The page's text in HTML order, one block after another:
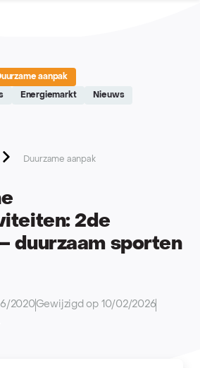
aanpak
Energiemarkt Nieuws
Duurzame aanpak
2de
duurzaam sporten
2020Gewijzigd op 10/02/2026